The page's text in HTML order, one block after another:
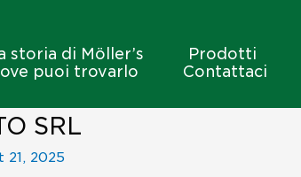
storia di Möller’s Prodotti
puoi trovarlo
Contattaci
SRL
21, 2025